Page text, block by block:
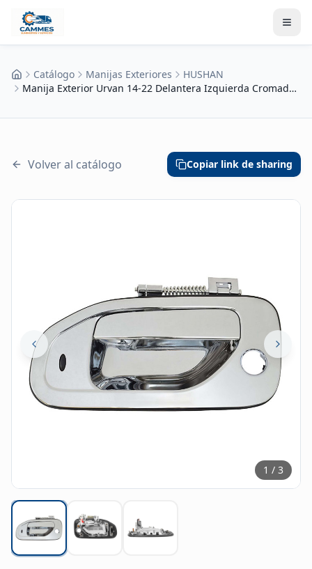
InicioCatálogo Manijas Exteriores
HUSHAN
Manija Exterior Urvan 14-22 Delantera Izquierda Cromada (Con Hoyo)
Volver al catálogo Copiar link de sharing
1 / 3